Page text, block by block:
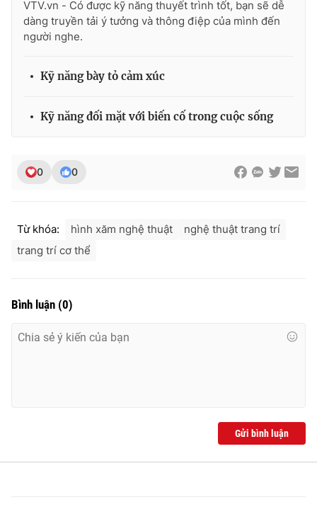
THỜI BÁO VTV
Cơ quan chủ quản:
cấp ngày 29/12/2023
Tổng Biên tập:Vũ Thanh Thủy
Tổng đài VTV:
Email: toasoan@vtv.vn
VTV.vn - Có được kỹ năng thuyết trình tốt, bạn sẽ dễ
dàng truyền tải ý tưởng và thông điệp của mình đến
người nghe.
Kỹ năng bày tỏ cảm xúc
Kỹ năng đối mặt với biến cố trong cuộc sống
0 0
Từ khóa: hình xăm nghệ thuật
nghệ thuật trang trí
trang trí cơ thể
Bình luận (0)
Gửi bình luận